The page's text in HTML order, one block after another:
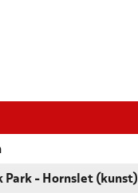
Park - Hornslet (kunst)